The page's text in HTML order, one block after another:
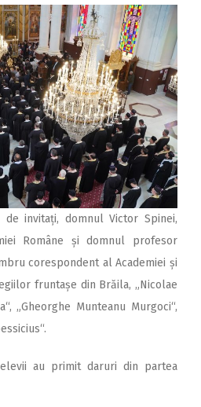
invitați, domnul Victor Spinei,
Române și domnul profesor
corespondent al Academiei și
fruntașe din Brăila, „Nicolae
„Gheorghe Munteanu Murgoci“,
au primit daruri din partea